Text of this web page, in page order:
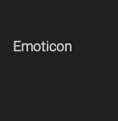
Emoticon